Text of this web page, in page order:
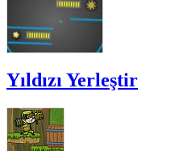
Yıldızı Yerleştir